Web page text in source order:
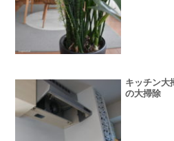
キッチン大
の大掃除